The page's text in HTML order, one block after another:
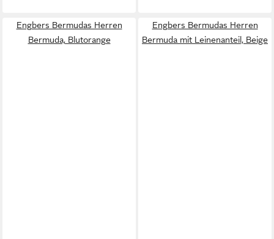
Engbers Bermudas Herren
Bermuda, Blutorange
Engbers Bermudas Herren
Bermuda mit Leinenanteil, Beige